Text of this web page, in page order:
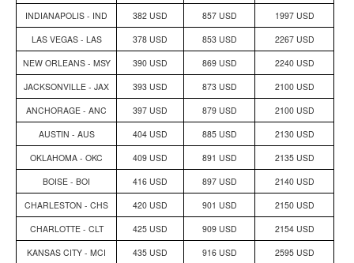
INDIANAPOLIS - IND
382 USD 857 USD
1997 USD
LAS VEGAS - LAS
378 USD 853 USD
2267 USD
NEW ORLEANS - MSY
390 USD 869 USD
2240 USD
JACKSONVILLE - JAX
393 USD 873 USD
2100 USD
ANCHORAGE - ANC
397 USD 879 USD
2100 USD
AUSTIN - AUS
404 USD 885 USD
2130 USD
OKLAHOMA - OKC
409 USD 891 USD
2135 USD
BOISE - BOI
416 USD 897 USD
2140 USD
CHARLESTON - CHS
420 USD 901 USD
2150 USD
CHARLOTTE - CLT
425 USD 909 USD
2154 USD
KANSAS CITY - MCI
435 USD 916 USD
2595 USD